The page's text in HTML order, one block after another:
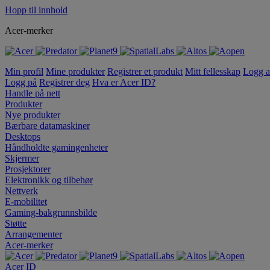
Hopp til innhold
Acer-merker
Min profil Mine produkter Registrer et produkt Mitt fellesskap Logg
Logg på Registrer deg Hva er Acer ID?
Handle på nett
Produkter
Nye produkter
Bærbare datamaskiner
Desktops
Håndholdte gamingenheter
Skjermer
Prosjektorer
Elektronikk og tilbehør
Nettverk
E-mobilitet
Gaming-bakgrunnsbilde
Støtte
Arrangementer
Acer-merker
Acer ID